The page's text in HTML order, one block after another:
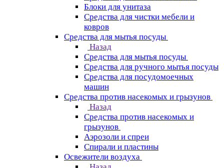
Блоки для унитаза
Средства для чистки мебели и
ковров
Средства для мытья посуды
Назад
Средства для мытья посуды
Средства для ручного мытья посуды
Средства для посудомоечных
машин
Средства против насекомых и грызунов
Назад
Средства против насекомых и
грызунов
Аэрозоли и спреи
Спирали и пластины
Освежители воздуха